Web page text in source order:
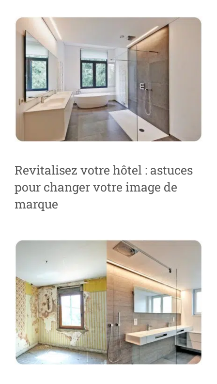
Revitalisez votre hôtel : astuces
pour changer votre image de
marque